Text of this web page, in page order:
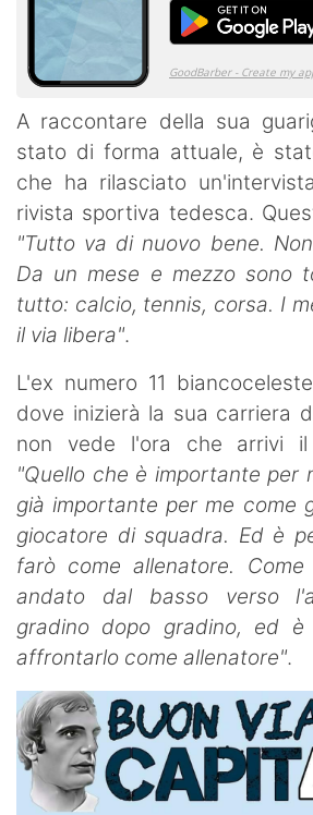
A raccontare della sua
stato di forma attuale, è
che ha rilasciato
rivista sportiva tedesca.
"Tutto va di nuovo bene.
Da un mese e mezzo sono
tutto: calcio, tennis, corsa. I
il via libera".
L'ex numero 11
dove inizierà la sua carriera
non vede l'ora che arrivi il
"Quello che è importante per
già importante per me come
giocatore di squadra. Ed è
farò come allenatore.
andato dal basso verso
gradino dopo gradino, ed
affrontarlo come allenatore".